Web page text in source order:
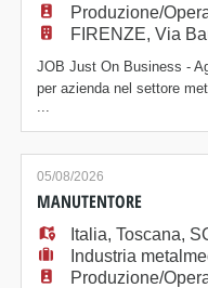
Produzione/
FIRENZE, Via
JOB Just On Business -
per azienda nel settore
un/a Operaio/a Addetto/a
La risorsa selezionata
reparto produttivo e si
specifico: - Verifica
compatibilità dello stesso
...
05/08/2026
MANUTENTORE
Italia, Toscana,
Industria
Produzione/